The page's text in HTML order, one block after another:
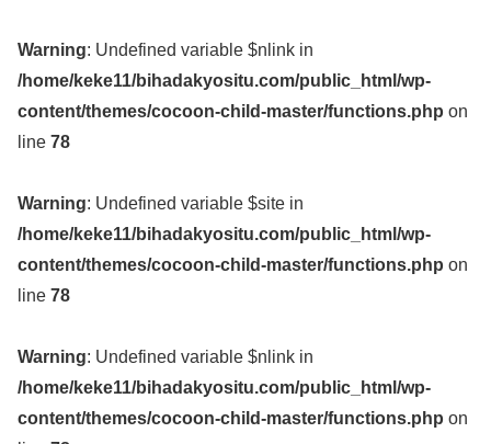
Warning: Undefined variable $nlink in
/home/keke11/bihadakyositu.com/public_html/wp-
content/themes/cocoon-child-master/functions.php on
line 78
Warning: Undefined variable $site in
/home/keke11/bihadakyositu.com/public_html/wp-
content/themes/cocoon-child-master/functions.php on
line 78
Warning: Undefined variable $nlink in
/home/keke11/bihadakyositu.com/public_html/wp-
content/themes/cocoon-child-master/functions.php on